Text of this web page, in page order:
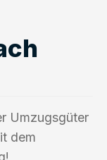
Umzugsgüter
dem